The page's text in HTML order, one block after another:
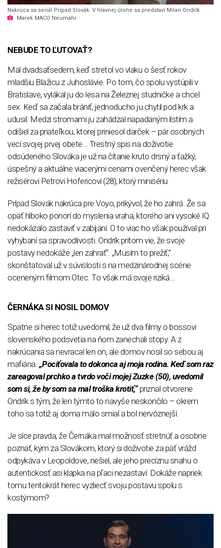
Nakrúca sa seriál Prípad Slovák. V hlavnej úlohe sa predstaví Milan Ondrík.
Marek MACO Neumahr
NEBUDE TO ĽUTOVAŤ?
Mal dvadsaťsedem, keď stretol vo vlaku o šesť rokov
mladšiu Blažicu z Juhoslávie. Po tom, čo spolu vystúpili v
Bratislave, vylákal ju do lesa na Železnej studničke a chcel
sex. Keď sa začala brániť, jednoducho ju chytil pod krk a
udusil. Medzi stromami ju zahádzal napadaným lístím a
odišiel za priateľkou, ktorej priniesol darček – pár osobných
vecí svojej prvej obete… Trestný spis na doživotie
odsúdeného Slováka je už na čítanie kruto drsný a ťažký,
úspešný a aktuálne viacerými cenami ovenčený herec však
režisérovi Petrovi Hofericovi (28), ktorý minisériu
Prípad Slovák nakrúca pre Voyo, prikývol, že ho zahrá. Že sa
opäť hlboko ponorí do myslenia vraha, ktorého ani vysoké IQ
nedokázalo zastaviť v zabíjaní. O to viac ho však používal pri
vyhýbaní sa spravodlivosti. Ondrík pritom vie, že svoje
postavy nedokáže „len zahrať“. „Musím to prežiť,“
skonštatoval už v súvislosti s na medzinárodnej scéne
oceneným filmom Otec. To však má svoje riziká…
ČERNÁKA SI NOSIL DOMOV
Spätne si herec totiž uvedomil, že už dva filmy o bossovi
slovenského podsvetia na ňom zanechali stopy. A z
nakrúcania sa nevracal len on, ale domov nosil so sebou aj
mafiána. „Pociťovala to dokonca aj moja rodina. Keď som raz
zareagoval prchko a tvrdo voči mojej Zuzke (50), uvedomil
som si, že by som sa mal troška krotiť,“priznal otvorene
Ondrík s tým, že len týmto to navyše neskončilo – okrem
toho sa totiž aj doma málo smial a bol nervóznejší.
Je síce pravda, že Černáka mal možnosť stretnúť a osobne
poznať, kým za Slovákom, ktorý si doživotie za päť vrážd
odpykáva v Leopoldove, nešiel, ale jeho precíznu snahu o
autentickosť asi klapka na pľaci nezastaví. Dokáže napriek
tomu tentokrát herec vyzliecť svoju postavu spolu s
kostýmom?